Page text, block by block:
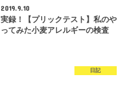
2019.9.10
実録！【プリックテスト】私のや
ってみた小麦アレルギーの検査
日記